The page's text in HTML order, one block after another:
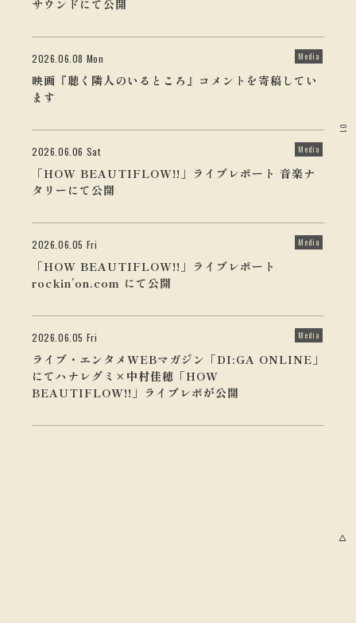
01
サウンドにて公開
2026.06.08 Mon Media
映画『聴く隣人のいるところ』コメントを寄稿してい
ます
2026.06.06 Sat Media
「HOW BEAUTIFLOW!!」ライブレポート 音楽ナ
タリーにて公開
2026.06.05 Fri Media
「HOW BEAUTIFLOW!!」ライブレポート
rockin’on.com にて公開
2026.06.05 Fri Media
ライブ・エンタメWEBマガジン「DI:GA ONLINE」
にてハナレグミ×中村佳穂「HOW
BEAUTIFLOW!!」ライブレポが公開